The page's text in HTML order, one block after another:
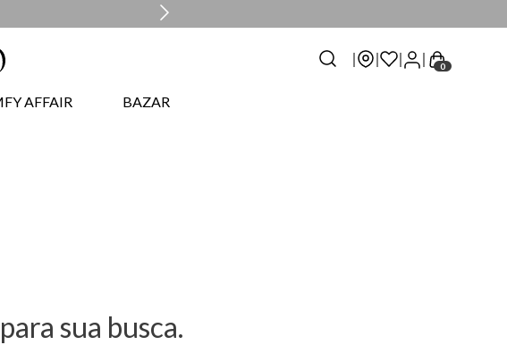
0
AFFAIR BAZAR
sua busca.